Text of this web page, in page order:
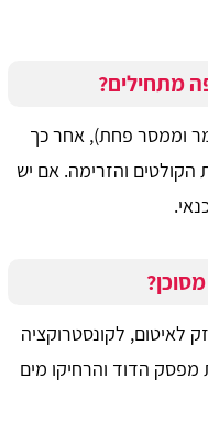
מתחילים?
וממסר פחת), אחר כך
והזרימה. אם יש
לאיטום, לקונסטרוקציה
מפסק הדוד והרחיקו מים